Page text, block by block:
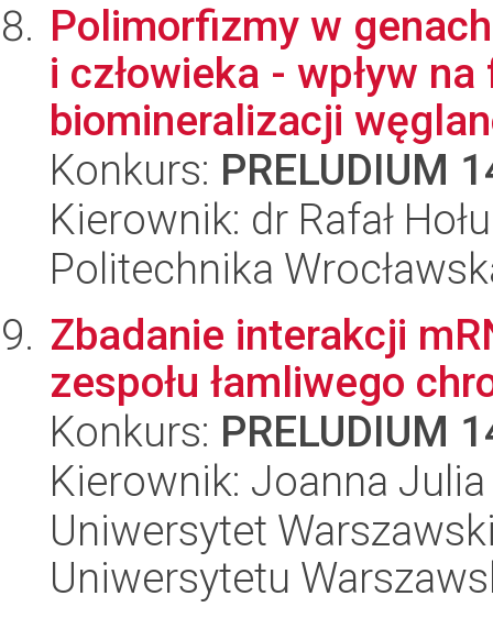
Polimorfizmy w
i człowieka - wpływ
biomineralizacji
Konkurs: PRELUDIUM
Kierownik: dr Rafał
Politechnika
Zbadanie interakcji
zespołu łamliwego
Konkurs: PRELUDIUM
Kierownik: Joanna
Uniwersytet
Uniwersytetu